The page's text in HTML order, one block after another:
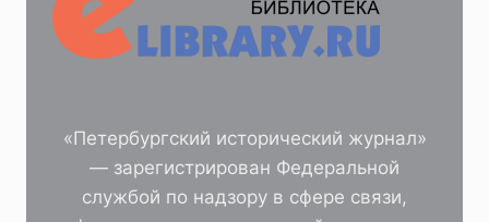
«Петербургский исторический журнал»
— зарегистрирован Федеральной
службой по надзору в сфере связи,